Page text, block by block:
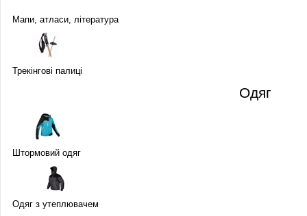
Мапи, атласи, література
Трекінгові палиці
Одяг
Штормовий одяг
Одяг з утеплювачем